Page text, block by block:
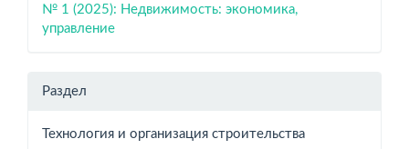
№ 1 (2025): Недвижимость: экономика,
управление
Раздел
Технология и организация строительства